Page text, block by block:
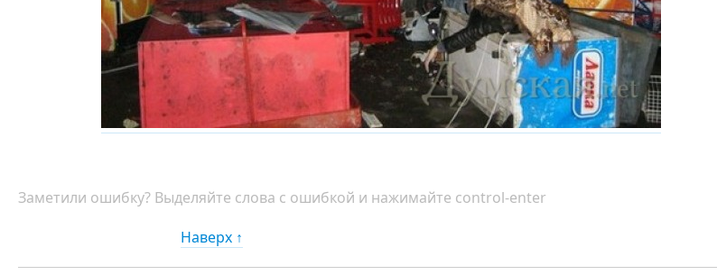
Заметили ошибку? Выделяйте слова с ошибкой и нажимайте control-enter
Наверх ↑